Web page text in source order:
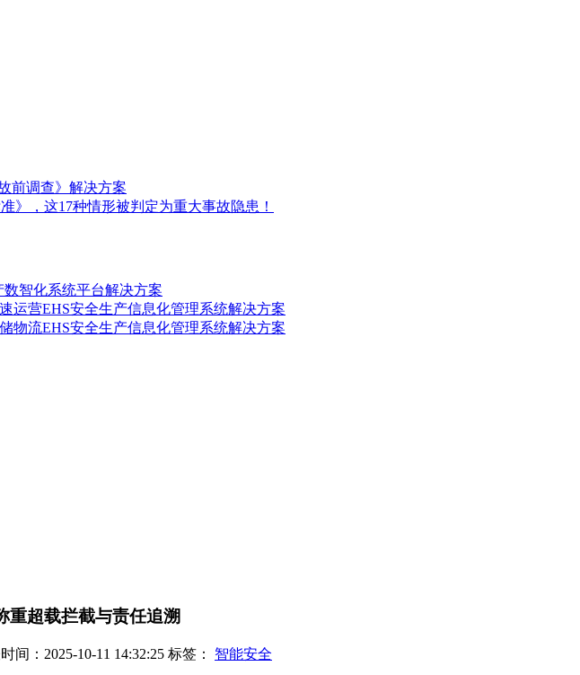
前调查》解决方案
》，这17种情形被判定为重大事故隐患！
智化系统平台解决方案
运营EHS安全生产信息化管理系统解决方案
物流EHS安全生产信息化管理系统解决方案
重超载拦截与责任追溯
间：2025-10-11 14:32:25 标签： 智能安全